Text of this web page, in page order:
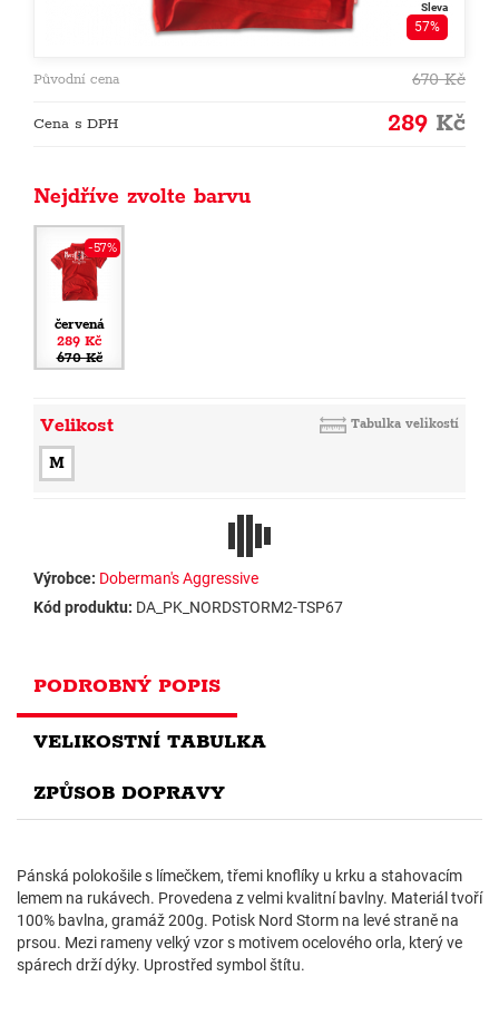
Sleva
57%
Původní cena 670Kč
Cena s DPH 289 Kč
Nejdříve zvolte barvu
-57%
červená
289 Kč
670 Kč
Velikost Tabulka velikostí
M
Výrobce: Doberman's Aggressive
Kód produktu: DA_PK_NORDSTORM2-TSP67
PODROBNÝ POPIS
VELIKOSTNÍ TABULKA
ZPŮSOB DOPRAVY
Pánská polokošile s límečkem, třemi knoflíky u krku a stahovacím
lemem na rukávech. Provedena z velmi kvalitní bavlny. Materiál tvoří
100% bavlna, gramáž 200g. Potisk Nord Storm na levé straně na
prsou. Mezi rameny velký vzor s motivem ocelového orla, který ve
spárech drží dýky. Uprostřed symbol štítu.